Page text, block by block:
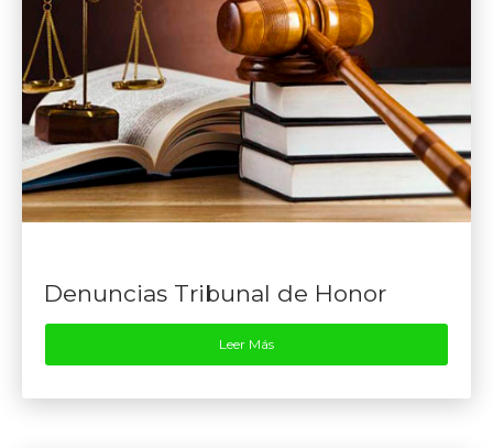
Denuncias Tribunal de Honor
Leer Más